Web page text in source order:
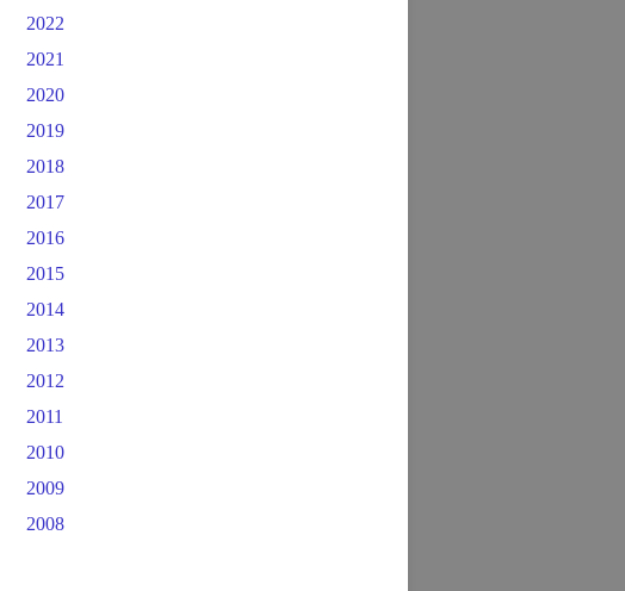
2022
2021
2020
2019
2018
2017
2016
2015
2014
2013
2012
2011
2010
2009
2008